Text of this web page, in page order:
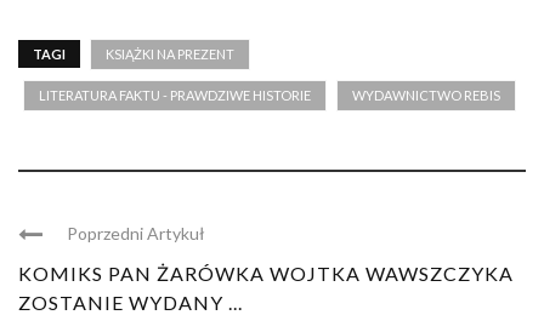
TAGI KSIĄŻKI NA PREZENT
LITERATURA FAKTU - PRAWDZIWE HISTORIE WYDAWNICTWO REBIS
Poprzedni Artykuł
KOMIKS PAN ŻARÓWKA WOJTKA WAWSZCZYKA
ZOSTANIE WYDANY ...